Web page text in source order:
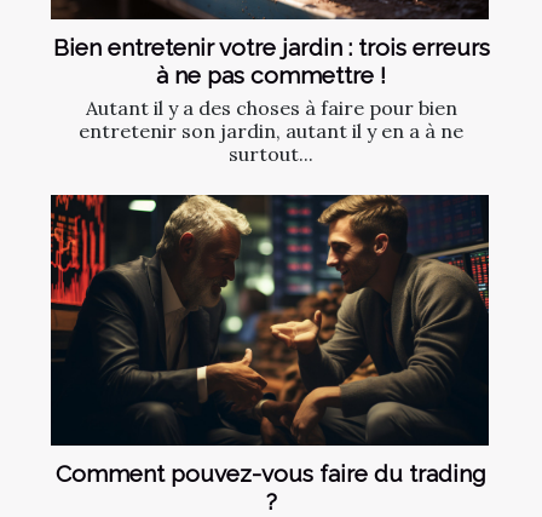
Bien entretenir votre jardin : trois erreurs
à ne pas commettre !
Autant il y a des choses à faire pour bien
entretenir son jardin, autant il y en a à ne
surtout...
Comment pouvez-vous faire du trading
?